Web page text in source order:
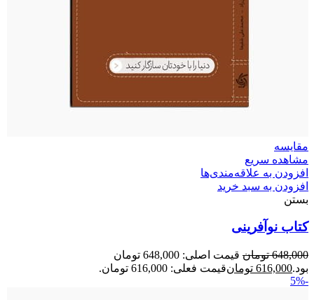
مقایسه
مشاهده سریع
افزودن به علاقه‌مندی‌ها
افزودن به سبد خرید
بستن
کتاب نوآفرینی
648,000 تومان
قیمت اصلی: 648,000 تومان
بود.616,000 تومانقیمت فعلی: 616,000 تومان.
-5%